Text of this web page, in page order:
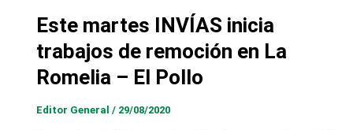
Este martes INVÍAS inicia
trabajos de remoción en La
Romelia – El Pollo
Editor General / 29/08/2020